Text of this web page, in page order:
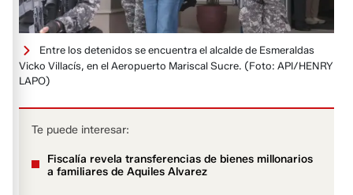
Entre los detenidos se encuentra el alcalde de Esmeraldas
Vicko Villacís, en el Aeropuerto Mariscal Sucre. (Foto: API/HENRY
LAPO)
Te puede interesar:
Fiscalía revela transferencias de bienes millonarios
a familiares de Aquiles Alvarez